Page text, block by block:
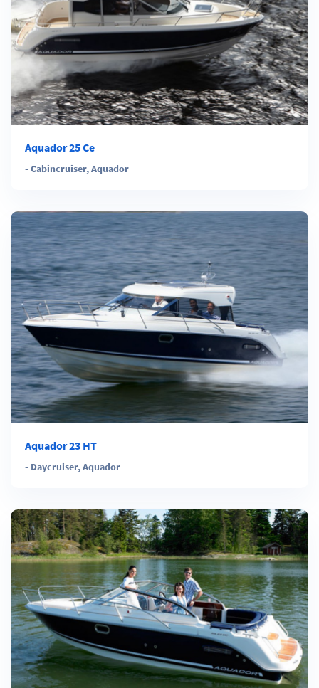
Aquador 25 Ce
- Cabincruiser,Aquador
Aquador 23 HT
- Daycruiser,Aquador